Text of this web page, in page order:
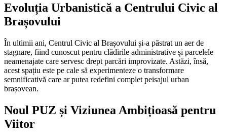
Evoluția Urbanistică a Centrului Civic al
Brașovului
În ultimii ani, Centrul Civic al Brașovului și-a păstrat un aer de
stagnare, fiind cunoscut pentru clădirile administrative și parcelele
neamenajate care servesc drept parcări improvizate. Astăzi, însă,
acest spațiu este pe cale să experimenteze o transformare
semnificativă care ar putea redefini complet peisajul urban
brașovean.
Noul PUZ și Viziunea Ambițioasă pentru
Viitor